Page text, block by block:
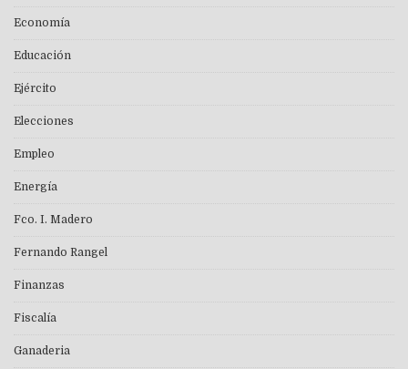
Economía
Educación
Ejército
Elecciones
Empleo
Energía
Fco. I. Madero
Fernando Rangel
Finanzas
Fiscalía
Ganaderia